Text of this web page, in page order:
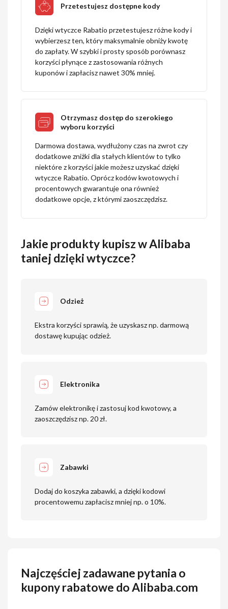
Przetestujesz dostępne kody
Dzięki wtyczce Rabatio przetestujesz różne kody i
wybierzesz ten, który maksymalnie obniży kwotę
do zapłaty. W szybki i prosty sposób porównasz
korzyści płynące z zastosowania różnych
kuponów i zapłacisz nawet 30% mniej.
Otrzymasz dostęp do szerokiego
wyboru korzyści
Darmowa dostawa, wydłużony czas na zwrot czy
dodatkowe zniżki dla stałych klientów to tylko
niektóre z korzyści jakie możesz uzyskać dzięki
wtyczce Rabatio. Oprócz kodów kwotowych i
procentowych gwarantuje ona również
dodatkowe opcje, z którymi zaoszczędzisz.
Jakie produkty kupisz w Alibaba
taniej dzięki wtyczce?
Odzież
Ekstra korzyści sprawią, że uzyskasz np. darmową
dostawę kupując odzież.
Elektronika
Zamów elektronikę i zastosuj kod kwotowy, a
zaoszczędzisz np. 20 zł.
Zabawki
Dodaj do koszyka zabawki, a dzięki kodowi
procentowemu zapłacisz mniej np. o 10%.
Najczęściej zadawane pytania o
kupony rabatowe do Alibaba.com